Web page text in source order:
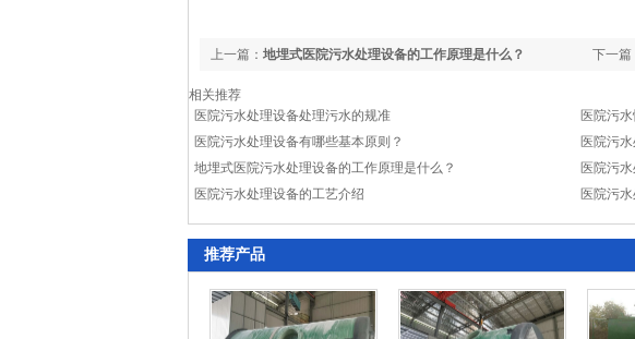
下一篇
上一篇： 地埋式医院污水处理设备的工作原理是什么？
相关推荐
医院污水处理设备处理污水的规准
医院污
医院污水处理设备有哪些基本原则？
医院污
地埋式医院污水处理设备的工作原理是什么？
医院污
医院污水处理设备的工艺介绍
医院污
推荐产品